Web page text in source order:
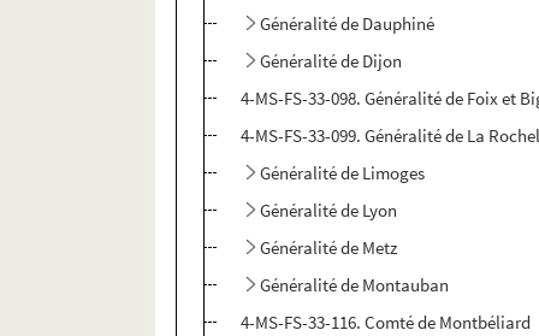
Généralité de Dauphiné
Généralité de Dijon
4-MS-FS-33-098. Généralité de Foix et
4-MS-FS-33-099. Généralité de La
Généralité de Limoges
Généralité de Lyon
Généralité de Metz
Généralité de Montauban
4-MS-FS-33-116. Comté de Montbéliard